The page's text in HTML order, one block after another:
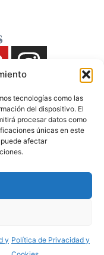
tecnologías como las
del dispositivo. El
procesar datos como
únicas en este
afectar
y Política de Privacidad y